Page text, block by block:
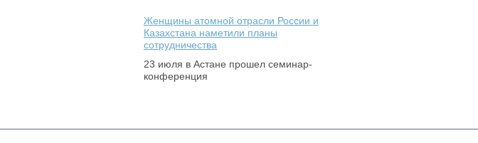
Женщины атомной отрасли России и
Казахстана наметили планы
сотрудничества
23 июля в Астане прошел семинар-
конференция